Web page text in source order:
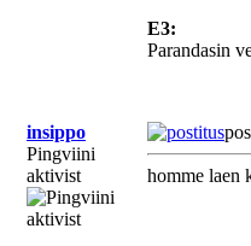
E3:
Parandasin
insippo
Pingviini
aktivist
homme laen